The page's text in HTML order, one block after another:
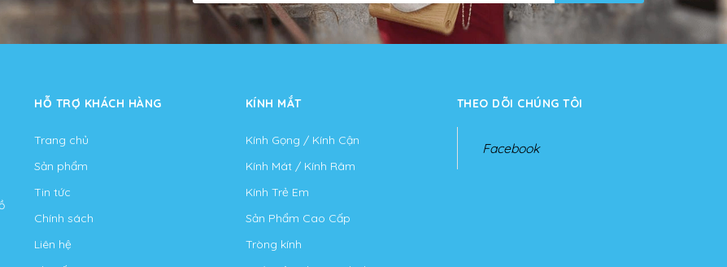
HỖ TRỢ KHÁCH HÀNG
Trang chủ
Sản phẩm
Tin tức
Chính sách
Liên hệ
KÍNH MẮT
Kính Gọng / Kính Cận
Kính Mát / Kính Râm
Kính Trẻ Em
Sản Phẩm Cao Cấp
Tròng kính
THEO DÕI CHÚNG TÔI
Facebook